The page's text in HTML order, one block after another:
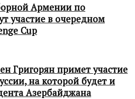
Армении по
участие в очередном
Cup
Григорян примет участие
на которой будет и
Азербайджана